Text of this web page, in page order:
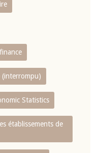
(interrompu)
Statistics
établissements de